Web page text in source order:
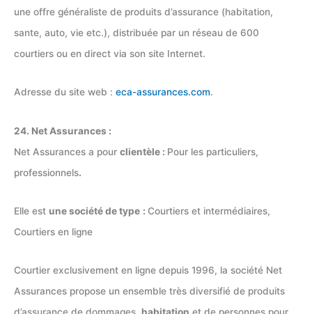
une offre généraliste de produits d’assurance (habitation,
sante, auto, vie etc.), distribuée par un réseau de 600
courtiers ou en direct via son site Internet.
Adresse du site web : eca-assurances.com.
24. Net Assurances :
Net Assurances a pour clientèle : Pour les particuliers,
professionnels.
Elle est une société de type : Courtiers et intermédiaires,
Courtiers en ligne
Courtier exclusivement en ligne depuis 1996, la société Net
Assurances propose un ensemble très diversifié de produits